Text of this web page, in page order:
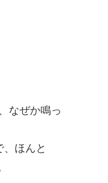
なぜか鳴っ
ほんと